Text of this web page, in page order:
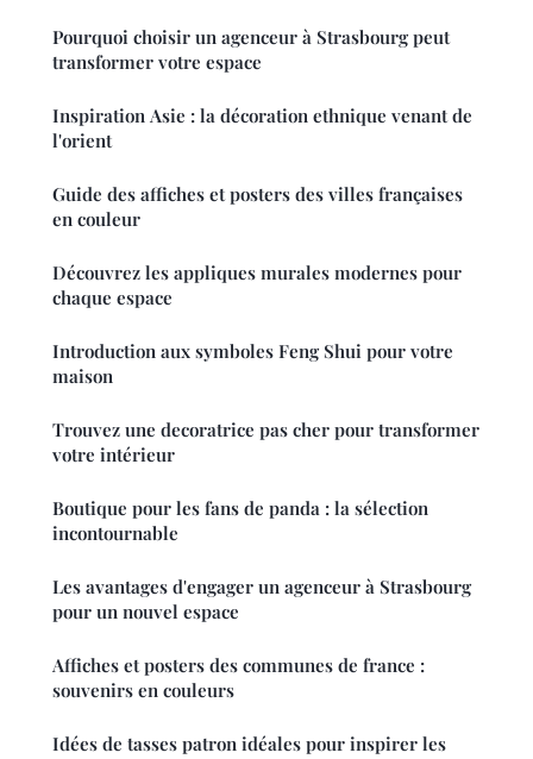
Pourquoi choisir un agenceur à Strasbourg peut
transformer votre espace
Inspiration Asie : la décoration ethnique venant de
l'orient
Guide des affiches et posters des villes françaises
en couleur
Découvrez les appliques murales modernes pour
chaque espace
Introduction aux symboles Feng Shui pour votre
maison
Trouvez une decoratrice pas cher pour transformer
votre intérieur
Boutique pour les fans de panda : la sélection
incontournable
Les avantages d'engager un agenceur à Strasbourg
pour un nouvel espace
Affiches et posters des communes de france :
souvenirs en couleurs
Idées de tasses patron idéales pour inspirer les